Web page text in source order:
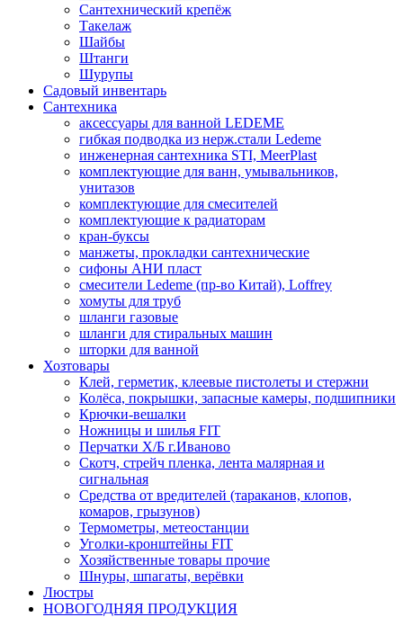
Сантехнический крепёж
Такелаж
Шайбы
Штанги
Шурупы
Садовый инвентарь
Сантехника
аксессуары для ванной LEDEME
гибкая подводка из нерж.стали Ledeme
инженерная сантехника STI, MeerPlast
комплектующие для ванн, умывальников,
унитазов
комплектующие для смесителей
комплектующие к радиаторам
кран-буксы
манжеты, прокладки сантехнические
сифоны АНИ пласт
смесители Ledeme (пр-во Китай), Loffrey
хомуты для труб
шланги газовые
шланги для стиральных машин
шторки для ванной
Хозтовары
Клей, герметик, клеевые пистолеты и стержни
Колёса, покрышки, запасные камеры, подшипники
Крючки-вешалки
Ножницы и шилья FIT
Перчатки Х/Б г.Иваново
Скотч, стрейч пленка, лента малярная и
сигнальная
Средства от вредителей (тараканов, клопов,
комаров, грызунов)
Термометры, метеостанции
Уголки-кронштейны FIT
Хозяйственные товары прочие
Шнуры, шпагаты, верёвки
Люстры
НОВОГОДНЯЯ ПРОДУКЦИЯ